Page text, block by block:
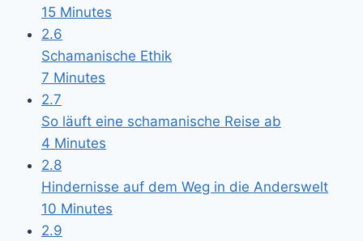
15 Minutes
2.6
Schamanische Ethik
7 Minutes
2.7
So läuft eine schamanische Reise ab
4 Minutes
2.8
Hindernisse auf dem Weg in die Anderswelt
10 Minutes
2.9